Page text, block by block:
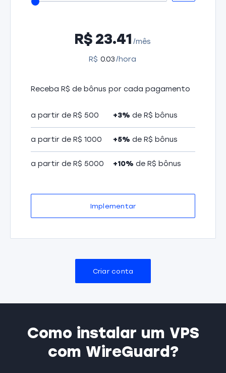
23.41
R$ /mês
0.03
R$ /hora
Receba R$ de bônus por cada pagamento
a partir de R$ 500 +3% de R$ bônus
a partir de R$ 1000 +5% de R$ bônus
a partir de R$ 5000 +10% de R$ bônus
Implementar
Criar conta
Como instalar um VPS
com WireGuard?